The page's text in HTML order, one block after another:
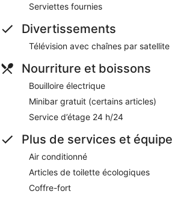
Serviettes fournies
Divertissements
Télévision avec chaînes par satellite
Nourriture et boissons
Bouilloire électrique
Minibar gratuit (certains articles)
Service d’étage 24 h/24
Plus de services et
Air conditionné
Articles de toilette écologiques
Coffre-fort